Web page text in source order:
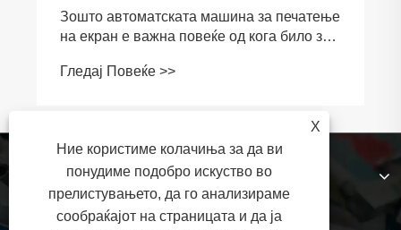
Зошто автоматската машина за печатење
на екран е важна повеќе од кога било за
Гледај Повеќе >>
За нас
X
Ние користиме колачиња за да ви
понудиме подобро искуство во
прелистувањето, да го анализираме
сообраќајот на страницата и да ја